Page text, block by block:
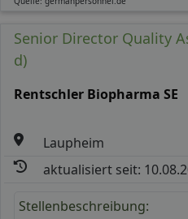
Senior Director Quality
d)
Rentschler Biopharma SE
Laupheim
aktualisiert seit:
Stellenbeschreibung: